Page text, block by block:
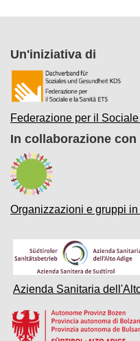
Un'iniziativa di
Federazione per il
In collaborazione con
Organizzazioni e gruppi
Azienda Sanitaria